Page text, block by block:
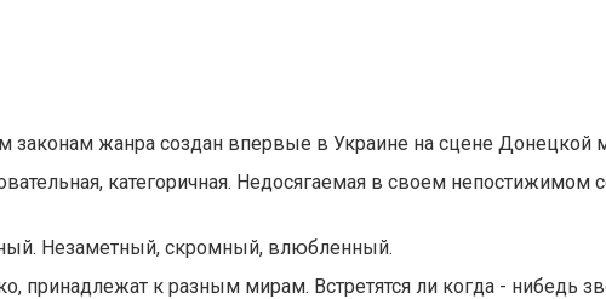
жанра создан впервые в Украине на сцене Донецкой
категоричная. Недосягаемая в своем непостижимом
Незаметный, скромный, влюбленный.
принадлежат к разным мирам. Встретятся ли когда - нибедь